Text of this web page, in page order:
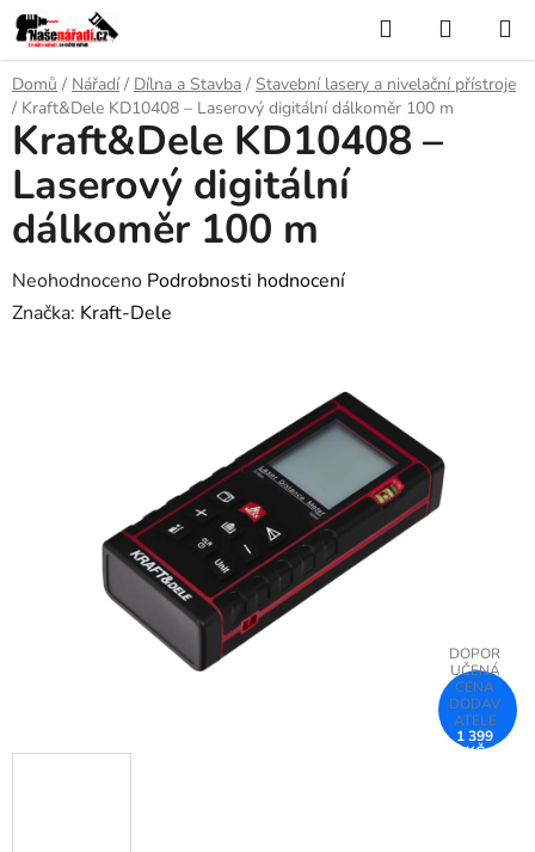
Přejít
na
obsah
Hledat
KOŠÍK
Domů / Nářadí / Dílna a Stavba / Stavební lasery a nivelační přístroje
/ Kraft&Dele KD10408 – Laserový digitální dálkoměr 100 m
Kraft&Dele KD10408 –
Laserový digitální
dálkoměr 100 m
Průměrné
hodnocení
Neohodnoceno Podrobnosti hodnocení
Značka: Kraft-Dele
1 399
KČ